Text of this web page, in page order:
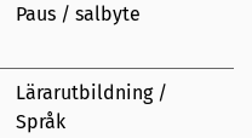
Paus / salbyte
Lärarutbildning /
Språk